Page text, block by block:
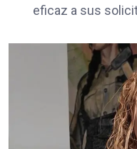
eficaz a sus